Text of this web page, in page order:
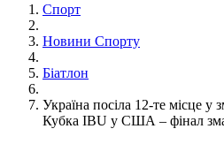
Спорт
Новини Спорту
Біатлон
Україна посіла 12-те місце у
Кубка IBU у США – фінал